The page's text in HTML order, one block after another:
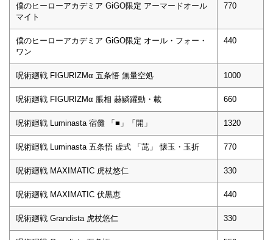
僕のヒーローアカデミア GiGO限定 アーマードオール
マイト
770
僕のヒーローアカデミア GiGO限定 オール・フォー・
ワン
440
呪術廻戦 FIGURIZMα 五条悟 無量空処 1000
呪術廻戦 FIGURIZMα 脹相 赫鱗躍動・載 660
呪術廻戦 Luminasta 宿儺 「■」「開」 1320
呪術廻戦 Luminasta 五条悟 虚式 「茈」 懐玉・玉折 770
呪術廻戦 MAXIMATIC 虎杖悠仁 330
呪術廻戦 MAXIMATIC 伏黒恵 440
呪術廻戦 Grandista 虎杖悠仁 330